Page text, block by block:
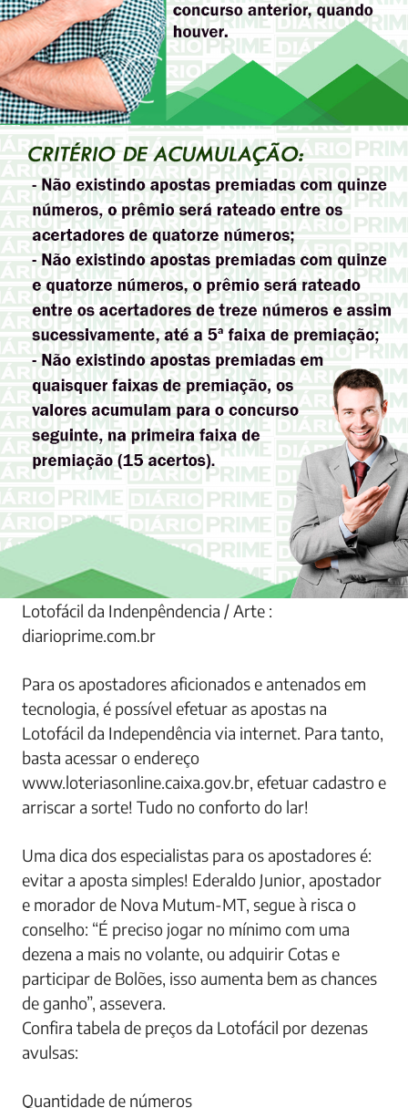
Lotofácil da Indenpêndencia / Arte :
diarioprime.com.br
Para os apostadores aficionados e antenados em
tecnologia, é possível efetuar as apostas na
Lotofácil da Independência via internet. Para tanto,
basta acessar o endereço
www.loteriasonline.caixa.gov.br, efetuar cadastro e
arriscar a sorte! Tudo no conforto do lar!
Uma dica dos especialistas para os apostadores é:
evitar a aposta simples! Ederaldo Junior, apostador
e morador de Nova Mutum-MT, segue à risca o
conselho: “É preciso jogar no mínimo com uma
dezena a mais no volante, ou adquirir Cotas e
participar de Bolões, isso aumenta bem as chances
de ganho”, assevera.
Confira tabela de preços da Lotofácil por dezenas
avulsas:
Quantidade de números